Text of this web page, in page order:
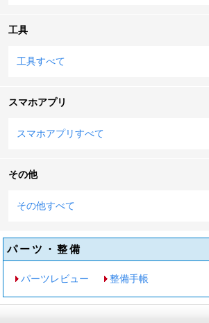
工具
工具すべて
スマホアプリ
スマホアプリすべて
その他
その他すべて
パーツ・整備
パーツレビュー 整備手帳